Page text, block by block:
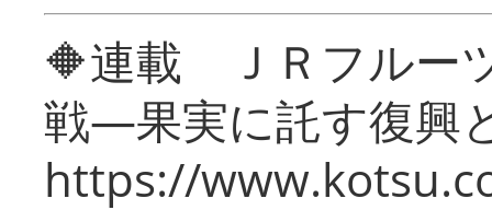
🔶連載 ＪＲフルー
戦―果実に託す復興
https://